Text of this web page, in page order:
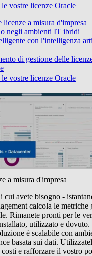
vostre licenze Oracle
licenze a misura d'impresa
negli ambienti IT ibridi
con l'intelligenza
di gestione delle
vostre licenze Oracle
a misura d'impresa
cui avete bisogno -
calcola le metriche
Rimanete pronti per le
utilizzato e dovuto.
è scalabile con
basata sui dati.
e rafforzare il vostro